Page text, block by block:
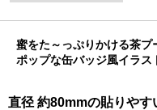
蜜をた～っぷりかける茶プ
ポップな缶バッジ風イラス
直径 約80mmの貼りやす